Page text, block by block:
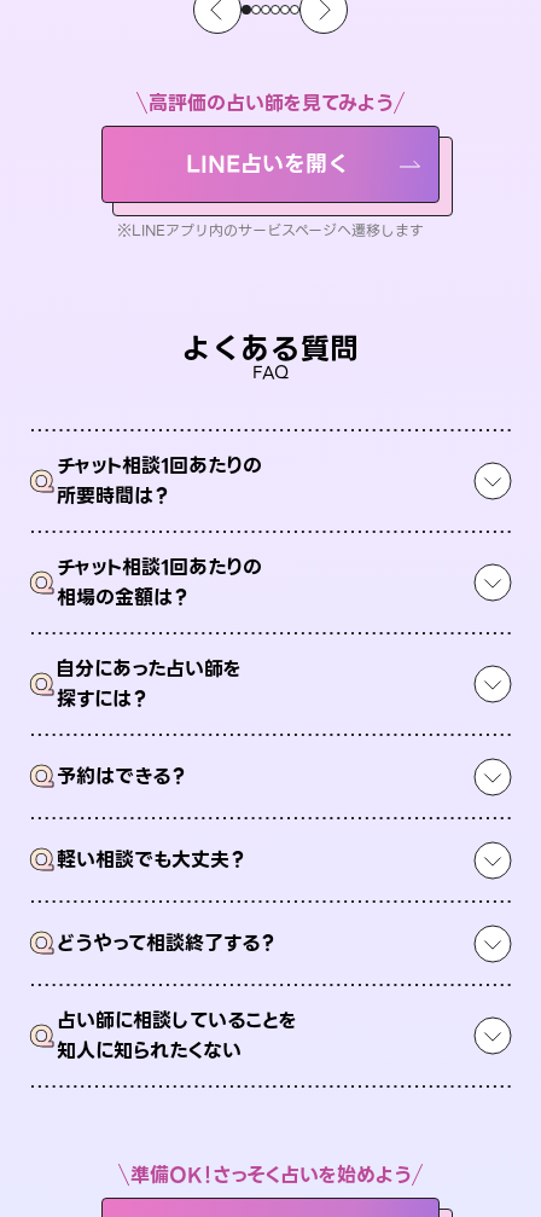
高評価の占い師を見てみよう
LINE占いを開く
※LINEアプリ内のサービスページへ遷移します
よくある質問
FAQ
Qチャット相談1回あたりの
所要時間は？
Qチャット相談1回あたりの
相場の金額は？
Q自分にあった占い師を
探すには？
Q予約はできる？
Q軽い相談でも大丈夫？
Qどうやって相談終了する？
Q占い師に相談していることを
知人に知られたくない
準備OK！さっそく占いを始めよう